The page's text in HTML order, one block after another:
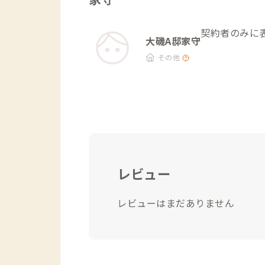
大磯A邸家守
その他
契約者のみに
レビュー
レビューはまだありません